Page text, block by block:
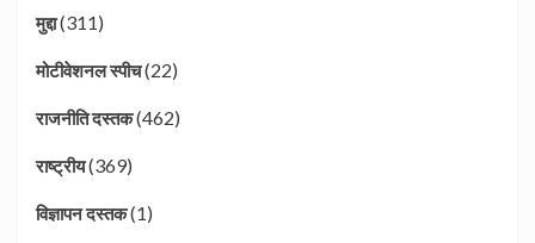
मुद्दा(311)
मोटीवेशनल स्पीच(22)
राजनीति दस्तक(462)
राष्ट्रीय(369)
विज्ञापन दस्तक(1)